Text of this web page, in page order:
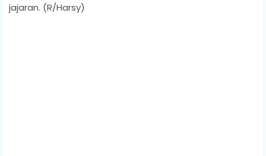
jajaran. (R/Harsy)